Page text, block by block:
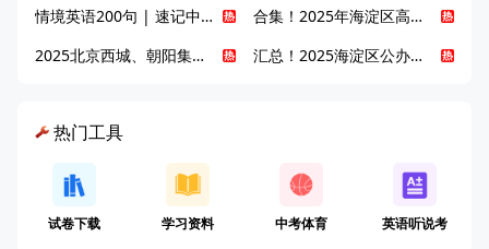
情境英语200句 | 速记中考英语1600词
合集！2025年海淀区高中校情介绍
2025北京西城、朝阳集团校直升新动态
汇总！2025海淀区公办高中校情全解
热门工具
试卷下载 学习资料 中考体育 英语听说考